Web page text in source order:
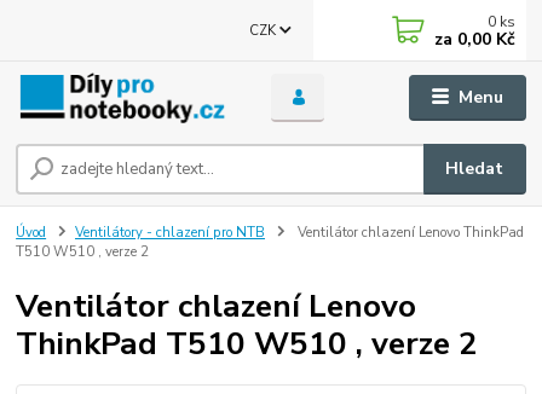
Menu
CZK
Hledat
0 ks
za 0,00 Kč
Úvod Ventilátory - chlazení pro NTB
Ventilátor chlazení Lenovo ThinkPad
T510 W510 , verze 2
Ventilátor chlazení Lenovo
ThinkPad T510 W510 , verze 2